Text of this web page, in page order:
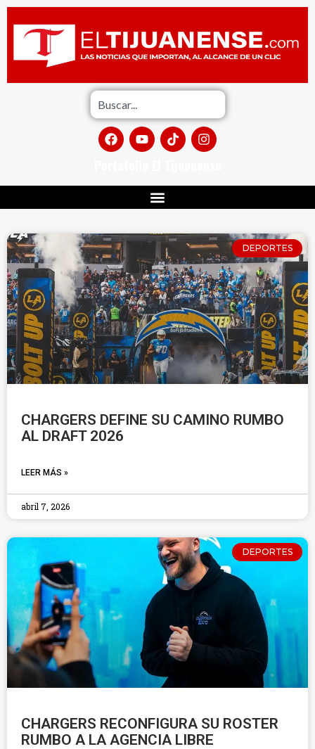
DEPORTES
CHARGERS DEFINE SU CAMINO RUMBO
AL DRAFT 2026
LEER MÁS »
abril 7, 2026
DEPORTES
CHARGERS RECONFIGURA SU ROSTER
RUMBO A LA AGENCIA LIBRE